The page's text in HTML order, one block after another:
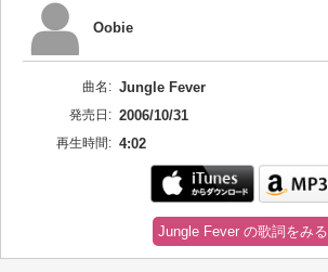
Oobie
曲名: Jungle Fever
発売日: 2006/10/31
再生時間: 4:02
Jungle Fever の歌詞をみる